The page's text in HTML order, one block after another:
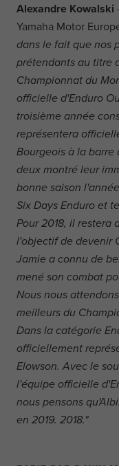
Alexandre Kowalski
Yamaha Motor
dans le fait que nos
prétendants au titre
Championnat du
officielle d'Enduro
troisième année
représentera
Bourgeois à la
deux montré leur
bonne saison
Six Days Enduro et
Pour 2018, il restera
l'objectif de devenir
Jamie a connu de
mené son combat
Nous nous
meilleurs du
Dans la catégorie
officiellement
Elowson. Avec le
l'équipe officielle
nous pensons
en 2019. 2018."